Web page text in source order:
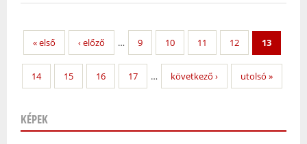
« első ‹ előző … 9 10 11 12 13
14 15 16 17 … következő › utolsó »
KÉPEK